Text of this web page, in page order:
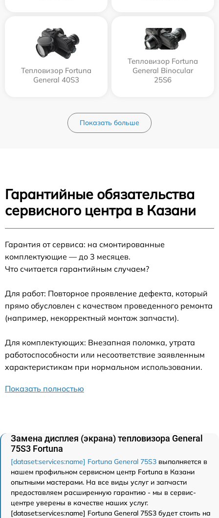
Тепловизор Fortuna
General 40S3
Тепловизор Fortuna
General Binocular
25S6
Показать больше
Гарантийные обязательства
сервисного центра в Казани
Гарантия от сервиса: на смонтированные
комплектующие — до 3 месяцев.
Что считается гарантийным случаем?
Для работ: Повторное проявление дефекта, который
прямо обусловлен с качеством проведенного ремонта
(например, некорректный монтаж запчасти).
Для комплектующих: Внезапная поломка, утрата
работоспособности или несоответствие заявленным
характеристикам при нормальном использовании.
Показать полностью
Замена дисплея (экрана) тепловизора General
75S3 Fortuna
[dataset:services:name] Fortuna General 75S3 выполняется в
нашем профильном сервисном центр Fortuna в Казани
опытными мастерами. На все виды услуг и запчасти
предоставляем расширенную гарантию - мы в сервис-
центре уверены в качестве наших услуг.
[dataset:services:name] Fortuna General 75S3 будет стоить на